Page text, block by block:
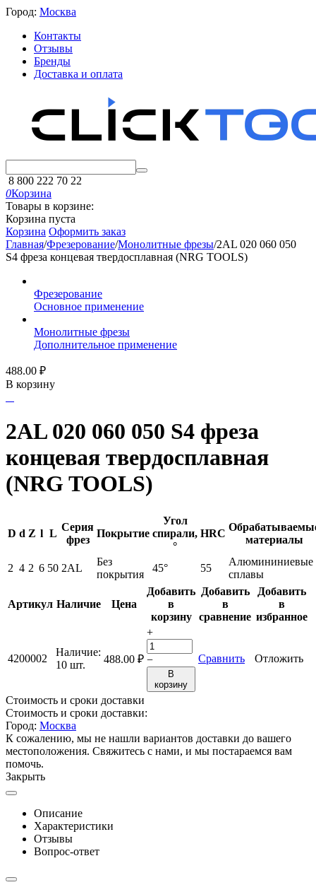
Город: Москва
Контакты
Отзывы
Бренды
Доставка и оплата
8 800 222 70 22
0Корзина
Товары в корзине:
Корзина пуста
Корзина Оформить заказ
Главная/Фрезерование/Монолитные фрезы/2AL 020 060 050
S4 фреза концевая твердосплавная (NRG TOOLS)
Фрезерование
Основное применение
Монолитные фрезы
Дополнительное применение
488.00 ₽
В корзину
2AL 020 060 050 S4 фреза
концевая твердосплавная
(NRG TOOLS)
D d Z l L
Серия
фрез
Покрытие
Угол
спирали,
°
HRC
материалы
2 4 2 6 50 2AL
Без
покрытия
45° 55
Алюмининиевые
сплавы
Артикул Наличие Цена
Добавить
в
корзину
Добавить
в
сравнение
Добавить
в
избранное
4200002
Наличие:
10 шт.
488.00 ₽
+
−
В
корзину
Сравнить Отложить
Стоимость и сроки доставки
Стоимость и сроки доставки:
Город: Москва
К сожалению, мы не нашли вариантов доставки до вашего
местоположения. Свяжитесь с нами, и мы постараемся вам
помочь.
Закрыть
Описание
Характеристики
Отзывы
Вопрос-ответ